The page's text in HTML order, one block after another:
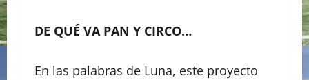
DE QUÉ VA PAN Y CIRCO…
En las palabras de Luna, este proyecto